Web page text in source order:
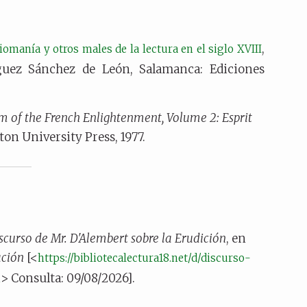
y otros males de la lectura en el siglo XVIII,
Sánchez de León, Salamanca: Ediciones
of the French Enlightenment, Volume 2: Esprit
University Press, 1977.
de Mr. D'Alembert sobre la Erudición, en
[<https://bibliotecalectura18.net/d/discurso-
> Consulta: 09/08/2026].